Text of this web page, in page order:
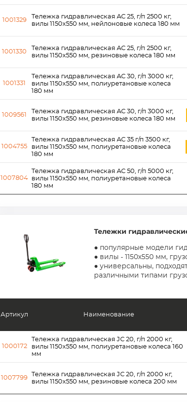
1001329
1001330
1001331
1009561
1004755
1007804
Тележка гидравлическая AC 25, г/п 2500 кг,
вилы 1150x550 мм, нейлоновые колеса 180 мм
Тележка гидравлическая AC 25, г/п 2500 кг,
вилы 1150x550 мм, резиновые колеса 180 мм
Тележка гидравлическая AC 30, г/п 3000 кг,
вилы 1150x550 мм, полиуретановые колеса
180 мм
Тележка гидравлическая AC 30, г/п 3000 кг,
вилы 1150x550 мм, резиновые колеса 180 мм
Тележка гидравлическая AC 35 г/п 3500 кг,
вилы 1150x550 мм, полиуретановые колеса
180 мм
Тележка гидравлическая AC 50, г/п 5000 кг,
вилы 1150х550 мм, полиуретановые колеса
180 мм
Тележки
● популярные модели
● вилы - 1150х550 мм,
● универсальны,
различными типами
Артикул
1000172
1007799
Наименование
Тележка гидравлическая JC 20, г/п 2000 кг,
вилы 1150x550 мм, полиуретановые колеса 160
мм
Тележка гидравлическая JC 20, г/п 2000 кг,
вилы 1150x550 мм, резиновые колеса 200 мм